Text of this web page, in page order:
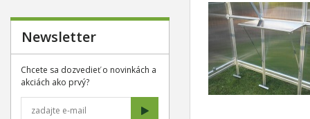
Newsletter
Chcete sa dozvedieť o novinkách a
akciách ako prvý?